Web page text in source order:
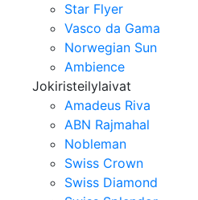
Star Flyer
Vasco da Gama
Norwegian Sun
Ambience
Jokiristeilylaivat
Amadeus Riva
ABN Rajmahal
Nobleman
Swiss Crown
Swiss Diamond